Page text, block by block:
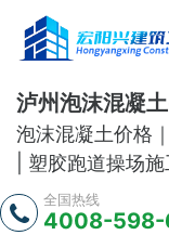
泸州泡沫混凝
泡沫混凝土价格
| 塑胶跑道操场施
全国热线
4008-598-